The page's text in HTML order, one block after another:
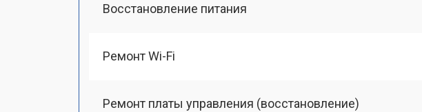
Восстановление питания
Ремонт Wi-Fi
Ремонт платы управления (восстановление)